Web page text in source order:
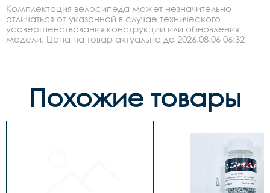
Комплектация велосипеда может незначительно
отличаться от указанной в случае технического
усовершенствования конструкции или обновления
модели. Цена на товар актуальна до 2026.08.06 06:32
Похожие товары